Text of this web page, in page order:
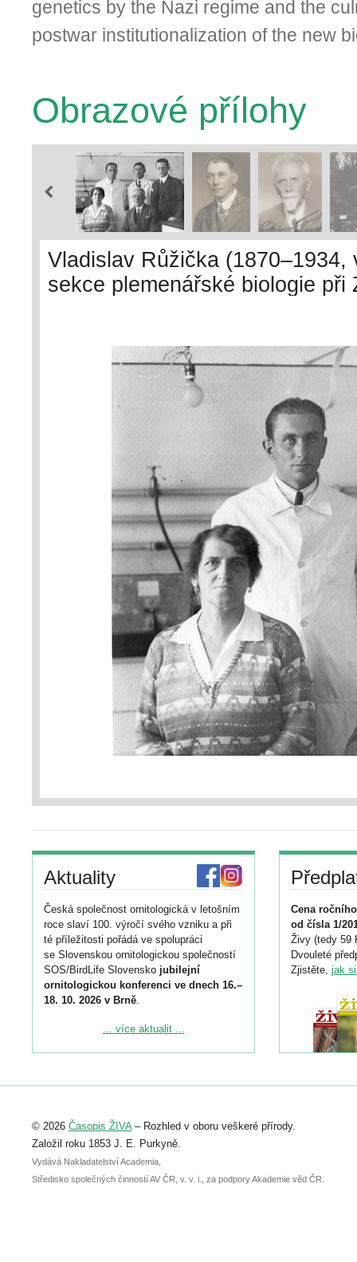
genetics by the Nazi regime and the
postwar institutionalization of the new
Obrazové přílohy
Vladislav Růžička
sekce plemenářské biologie
nastupoval. Foto z rodinného
Aktuality
Česká společnost ornitologická v letošním
roce slaví 100. výročí svého vzniku a při
té příležitosti pořádá ve spolupráci
se Slovenskou ornitologickou společností
SOS/BirdLife Slovensko jubilejní
ornitologickou konferenci ve dnech 16.–
18. 10. 2026 v Brně.
Podrobnější informace ke konferenci
Registrovat se můžete do 6. září.
abstraktu přihlášené přednášky nebo
posteru je už 30. června.
... více aktualit ...
Cena
od čísla 1/
Živy (tedy 59
Dvouleté
Zjistěte, jak
© 2026 Časopis ŽIVA– Rozhled v oboru veškeré přírody.
Založil roku 1853 J. E. Purkyně.
Vydává Nakladatelství Academia,
Středisko společných činností AV ČR, v. v. i., za podpory Akademie věd ČR.